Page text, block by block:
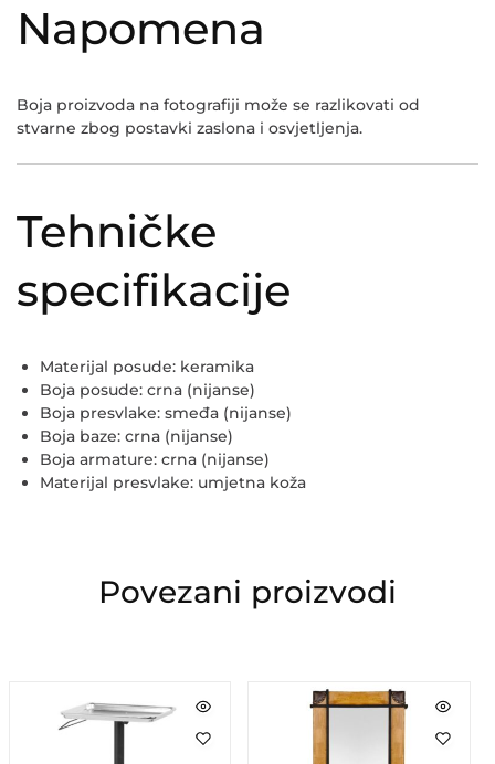
Napomena
Boja proizvoda na fotografiji može se razlikovati od
stvarne zbog postavki zaslona i osvjetljenja.
Tehničke
specifikacije
Materijal posude: keramika
Boja posude: crna (nijanse)
Boja presvlake: smeđa (nijanse)
Boja baze: crna (nijanse)
Boja armature: crna (nijanse)
Materijal presvlake: umjetna koža
Povezani proizvodi